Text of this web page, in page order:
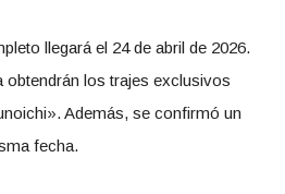
llegará el 24 de abril de 2026.
obtendrán los trajes exclusivos
Además, se confirmó un
fecha.